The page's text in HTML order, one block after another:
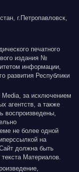
г.Петропавловск,
печатного
издания №
информации,
развития Республики
за исключением
агентств, а также
воспроизведены,
не более одной
на
должна быть
Материалов.